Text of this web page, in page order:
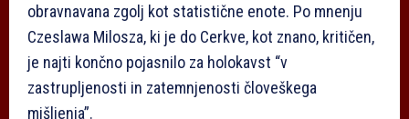
obravnavana zgolj kot statistične enote. Po mnenju
Czeslawa Milosza, ki je do Cerkve, kot znano, kritičen,
je najti končno pojasnilo za holokavst “v
zastrupljenosti in zatemnjenosti človeškega
mišljenja”.